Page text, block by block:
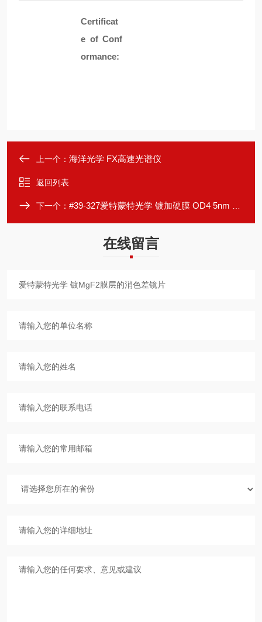
Certificat
e of Conf
ormance:
上一个： 海洋光学 FX高速光谱仪
返回列表
下一个： #39-327爱特蒙特光学 镀加硬膜 OD4 5nm 带通滤光片
在线留言